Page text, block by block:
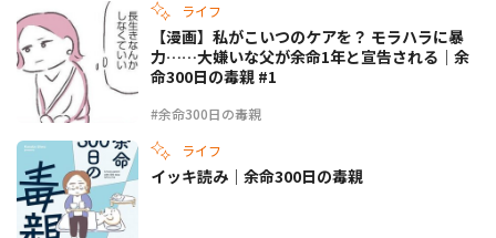
ライフ
#余命300日の毒親
【漫画】私がこいつのケアを？ モラハラに暴
力……大嫌いな父が余命1年と宣告される｜余
命300日の毒親 #1
ライフ
イッキ読み｜余命300日の毒親